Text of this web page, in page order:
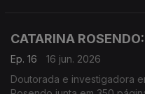
CATARINA
Ep. 16
16 jun. 2026
Doutorada e investigadora